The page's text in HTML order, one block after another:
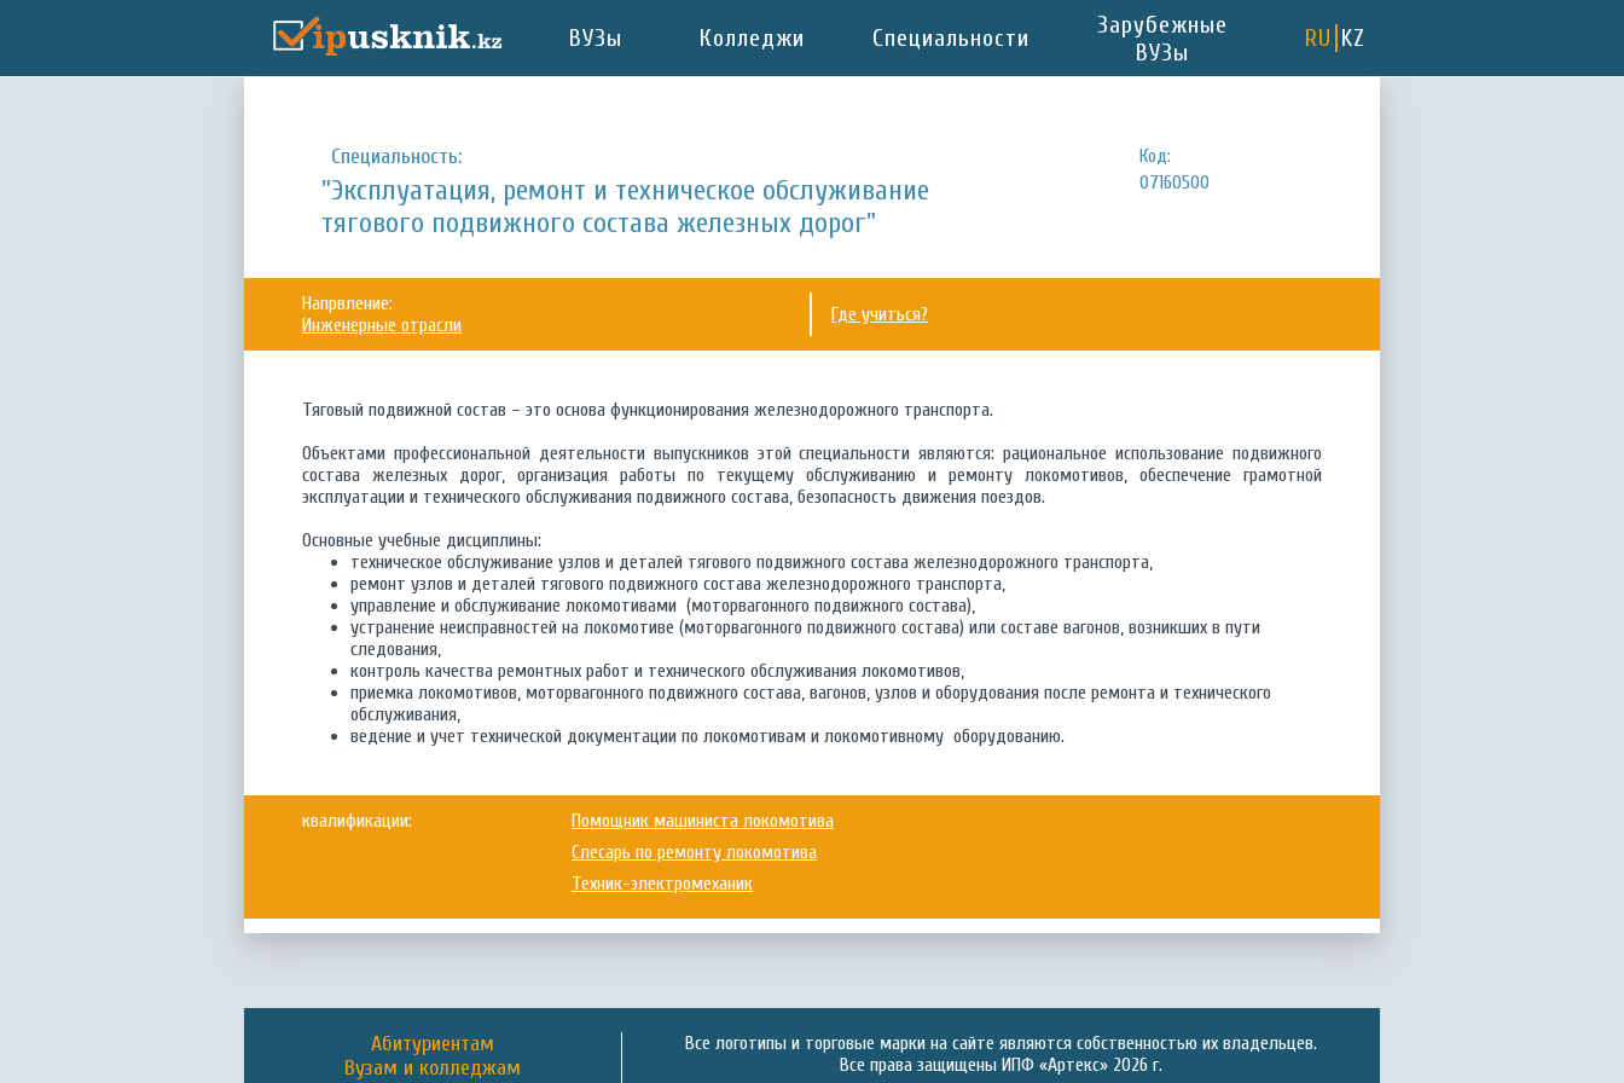
ВУЗы Колледжи Специальности
Зарубежные
ВУЗы
RU KZ
Специальность:
"Эксплуатация, ремонт и техническое обслуживание
тягового подвижного состава железных дорог"
Код:
07160500
Напрвление:
Инженерные отрасли
Где учиться?
Тяговый подвижной состав – это основа функционирования железнодорожного транспорта.
Объектами профессиональной деятельности выпускников этой специальности являются: рациональное использование подвижного
состава железных дорог, организация работы по текущему обслуживанию и ремонту локомотивов, обеспечение грамотной
эксплуатации и технического обслуживания подвижного состава, безопасность движения поездов.
Основные учебные дисциплины:
техническое обслуживание узлов и деталей тягового подвижного состава железнодорожного транспорта,
ремонт узлов и деталей тягового подвижного состава железнодорожного транспорта,
управление и обслуживание локомотивами (моторвагонного подвижного состава),
устранение неисправностей на локомотиве (моторвагонного подвижного состава) или составе вагонов, возникших в пути
следования,
контроль качества ремонтных работ и технического обслуживания локомотивов,
приемка локомотивов, моторвагонного подвижного состава, вагонов, узлов и оборудования после ремонта и технического
обслуживания,
ведение и учет технической документации по локомотивам и локомотивному оборудованию.
квалификации:
Помощник машиниста локомотива
Слесарь по ремонту локомотива
Техник-электромеханик
Абитуриентам
Вузам и колледжам
Все логотипы и торговые марки на сайте являются собственностью их владельцев.
Все права защищены ИПФ «Артекс» 2026 г.